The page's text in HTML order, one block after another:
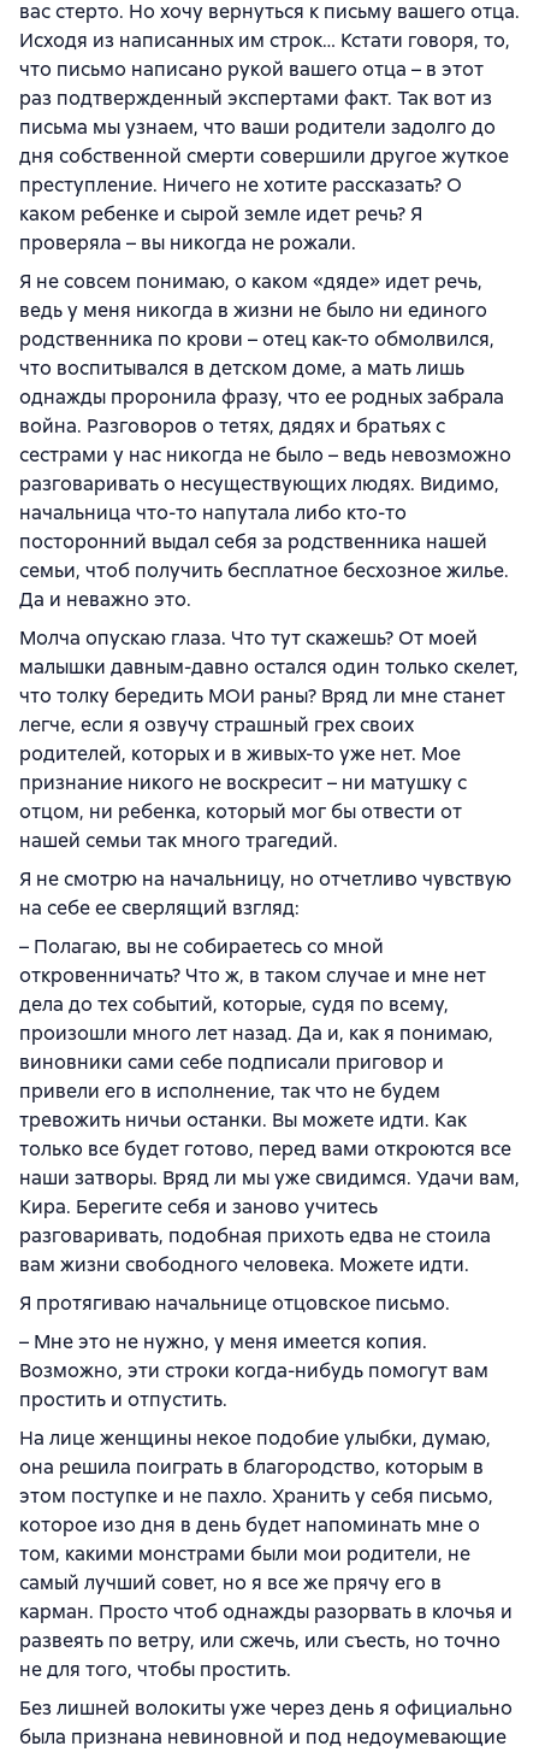
вас стерто. Но хочу вернуться к письму вашего отца.
Исходя из написанных им строк… Кстати говоря, то,
что письмо написано рукой вашего отца – в этот
раз подтвержденный экспертами факт. Так вот из
письма мы узнаем, что ваши родители задолго до
дня собственной смерти совершили другое жуткое
преступление. Ничего не хотите рассказать? О
каком ребенке и сырой земле идет речь? Я
проверяла – вы никогда не рожали.
Я не совсем понимаю, о каком «дяде» идет речь,
ведь у меня никогда в жизни не было ни единого
родственника по крови – отец как-то обмолвился,
что воспитывался в детском доме, а мать лишь
однажды проронила фразу, что ее родных забрала
война. Разговоров о тетях, дядях и братьях с
сестрами у нас никогда не было – ведь невозможно
разговаривать о несуществующих людях. Видимо,
начальница что-то напутала либо кто-то
посторонний выдал себя за родственника нашей
семьи, чтоб получить бесплатное бесхозное жилье.
Да и неважно это.
Молча опускаю глаза. Что тут скажешь? От моей
малышки давным-давно остался один только скелет,
что толку бередить МОИ раны? Вряд ли мне станет
легче, если я озвучу страшный грех своих
родителей, которых и в живых-то уже нет. Мое
признание никого не воскресит – ни матушку с
отцом, ни ребенка, который мог бы отвести от
нашей семьи так много трагедий.
Я не смотрю на начальницу, но отчетливо чувствую
на себе ее сверлящий взгляд:
– Полагаю, вы не собираетесь со мной
откровенничать? Что ж, в таком случае и мне нет
дела до тех событий, которые, судя по всему,
произошли много лет назад. Да и, как я понимаю,
виновники сами себе подписали приговор и
привели его в исполнение, так что не будем
тревожить ничьи останки. Вы можете идти. Как
только все будет готово, перед вами откроются все
наши затворы. Вряд ли мы уже свидимся. Удачи вам,
Кира. Берегите себя и заново учитесь
разговаривать, подобная прихоть едва не стоила
вам жизни свободного человека. Можете идти.
Я протягиваю начальнице отцовское письмо.
– Мне это не нужно, у меня имеется копия.
Возможно, эти строки когда-нибудь помогут вам
простить и отпустить.
На лице женщины некое подобие улыбки, думаю,
она решила поиграть в благородство, которым в
этом поступке и не пахло. Хранить у себя письмо,
которое изо дня в день будет напоминать мне о
том, какими монстрами были мои родители, не
самый лучший совет, но я все же прячу его в
карман. Просто чтоб однажды разорвать в клочья и
развеять по ветру, или сжечь, или съесть, но точно
не для того, чтобы простить.
Без лишней волокиты уже через день я официально
была признана невиновной и под недоумевающие